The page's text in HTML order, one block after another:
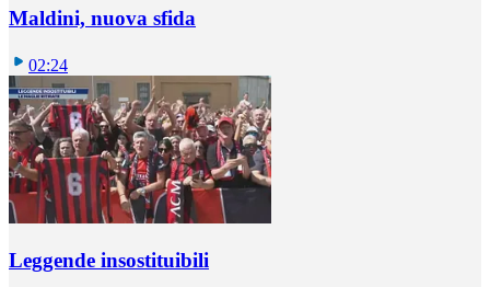
Maldini, nuova sfida
02:24
Leggende insostituibili